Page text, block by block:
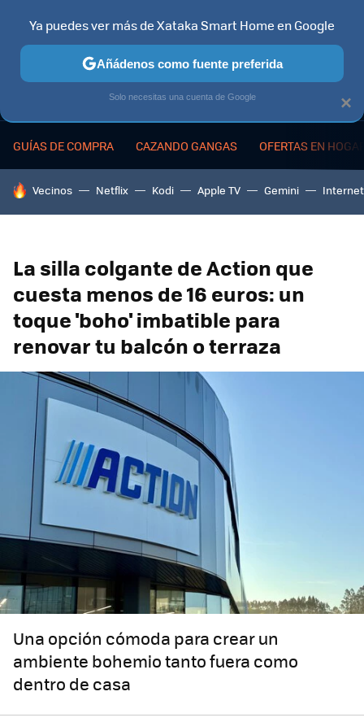
MENÚ NUEVO
GUÍAS DE COMPRA CAZANDO GANGAS OFERTAS EN
HOY SE HABLA DE
Vecinos Netflix Kodi Apple TV Gemini Internet
La silla colgante de Action que
cuesta menos de 16 euros: un
toque 'boho' imbatible para
renovar tu balcón o terraza
Una opción cómoda para crear un
ambiente bohemio tanto fuera como
dentro de casa
×
Ya puedes ver más de Xataka Smart Home en Google
Añádenos como fuente preferida
Solo necesitas una cuenta de Google